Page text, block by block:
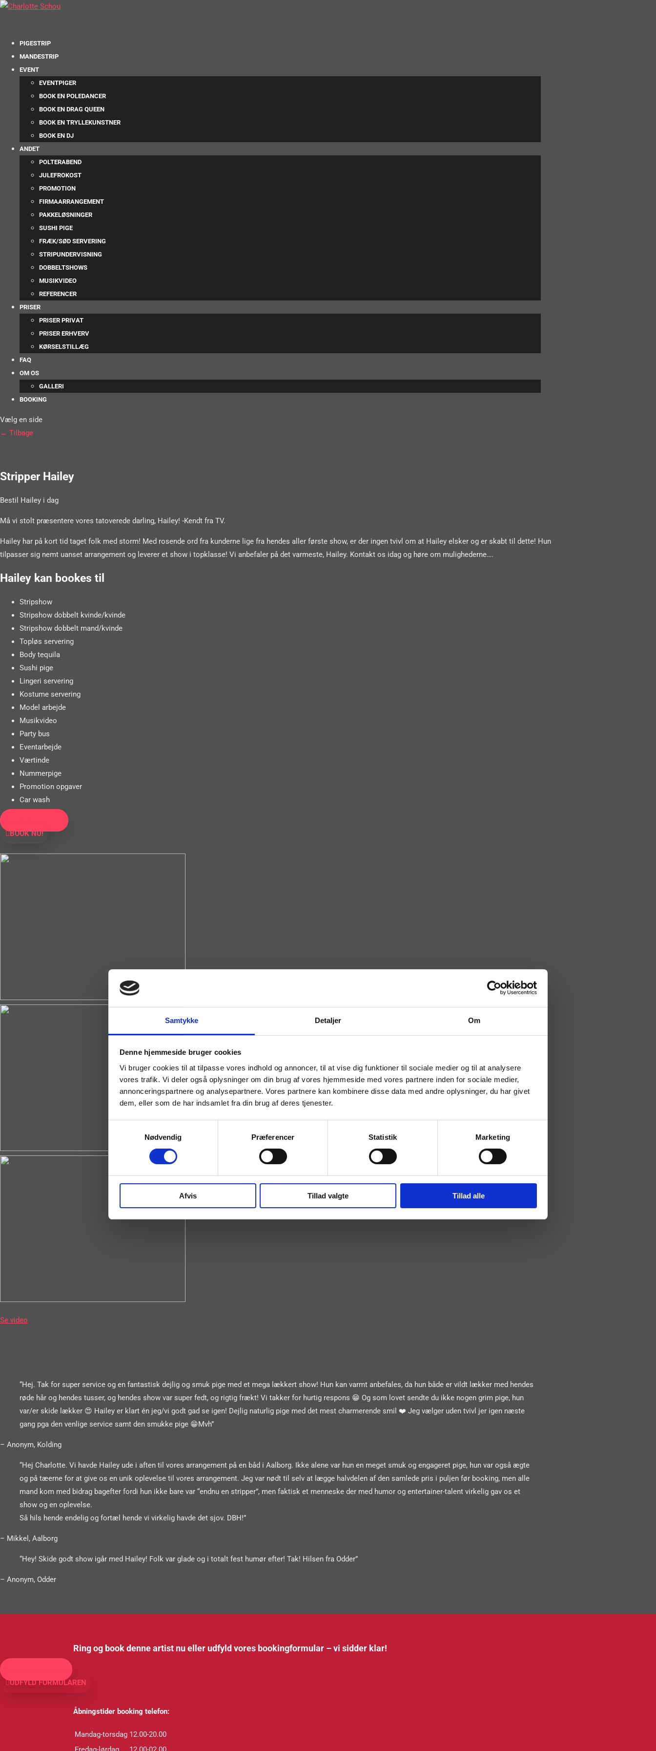
Samtykke Detaljer Om
Denne hjemmeside bruger cookies
Vi bruger cookies til at tilpasse vores indhold og annoncer, til at vise dig funktioner til sociale medier og til at analysere
vores trafik. Vi deler også oplysninger om din brug af vores hjemmeside med vores partnere inden for sociale medier,
annonceringspartnere og analysepartnere. Vores partnere kan kombinere disse data med andre oplysninger, du har givet
dem, eller som de har indsamlet fra din brug af deres tjenester.
Nødvendig
Præferencer Statistik Marketing
Afvis Tillad valgte Tillad alle
PIGESTRIP
MANDESTRIP
EVENT
EVENTPIGER
BOOK EN POLEDANCER
BOOK EN DRAG QUEEN
BOOK EN TRYLLEKUNSTNER
BOOK EN DJ
ANDET
POLTERABEND
JULEFROKOST
PROMOTION
FIRMAARRANGEMENT
PAKKELØSNINGER
SUSHI PIGE
FRÆK/SØD SERVERING
STRIPUNDERVISNING
DOBBELTSHOWS
MUSIKVIDEO
REFERENCER
PRISER
PRISER PRIVAT
PRISER ERHVERV
KØRSELSTILLÆG
FAQ
OM OS
GALLERI
BOOKING
Vælg en side
← Tilbage
Stripper Hailey
Bestil Hailey i dag
Må vi stolt præsentere vores tatoverede darling, Hailey! -Kendt fra TV.
Hailey har på kort tid taget folk med storm! Med rosende ord fra kunderne lige fra hendes aller første show, er der ingen tvivl om at Hailey elsker og er skabt til dette! Hun
tilpasser sig nemt uanset arrangement og leverer et show i topklasse! Vi anbefaler på det varmeste, Hailey. Kontakt os idag og høre om mulighederne….
Hailey kan bookes til
Stripshow
Stripshow dobbelt kvinde/kvinde
Stripshow dobbelt mand/kvinde
Topløs servering
Body tequila
Sushi pige
Lingeri servering
Kostume servering
Model arbejde
Musikvideo
Party bus
Eventarbejde
Værtinde
Nummerpige
Promotion opgaver
Car wash
BOOK NU!
Se video
“Hej. Tak for super service og en fantastisk dejlig og smuk pige med et mega lækkert show! Hun kan varmt anbefales, da hun både er vildt lækker med hendes
røde hår og hendes tusser, og hendes show var super fedt, og rigtig frækt! Vi takker for hurtig respons 😁 Og som lovet sendte du ikke nogen grim pige, hun
var/er skide lækker 😍 Hailey er klart én jeg/vi godt gad se igen! Dejlig naturlig pige med det mest charmerende smil ❤️ Jeg vælger uden tvivl jer igen næste
gang pga den venlige service samt den smukke pige 😁Mvh”
– Anonym, Kolding
“Hej Charlotte. Vi havde Hailey ude i aften til vores arrangement på en båd i Aalborg. Ikke alene var hun en meget smuk og engageret pige, hun var også ægte
og på tæerne for at give os en unik oplevelse til vores arrangement. Jeg var nødt til selv at lægge halvdelen af den samlede pris i puljen før booking, men alle
mand kom med bidrag bagefter fordi hun ikke bare var “endnu en stripper”, men faktisk et menneske der med humor og entertainer-talent virkelig gav os et
show og en oplevelse.
Så hils hende endelig og fortæl hende vi virkelig havde det sjov. DBH!”
– Mikkel, Aalborg
“Hey! Skide godt show igår med Hailey! Folk var glade og i totalt fest humør efter! Tak! Hilsen fra Odder”
– Anonym, Odder
Ring og book denne artist nu eller udfyld vores bookingformular – vi sidder klar!
UDFYLD FORMULAREN
Åbningstider booking telefon:
Mandag-torsdag 12.00-20.00